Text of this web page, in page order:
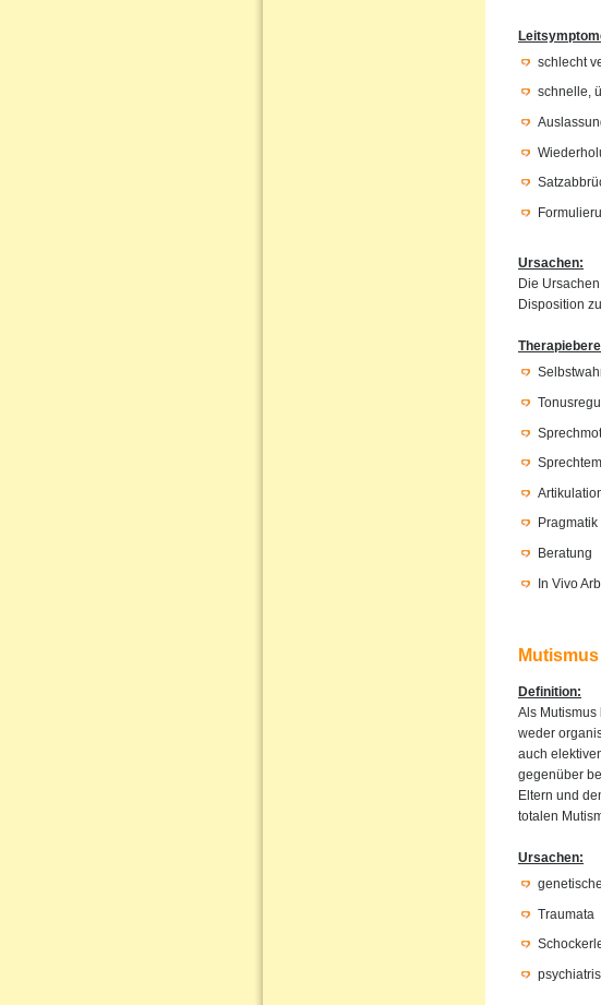
schlecht
schnelle,
Ursachen:
Die
Disposition
Pragmatik
Beratung
In Vivo
Mutismus
Definition:
Als
weder
auch
gegenüber
Eltern und
totalen
Ursachen:
Traumata